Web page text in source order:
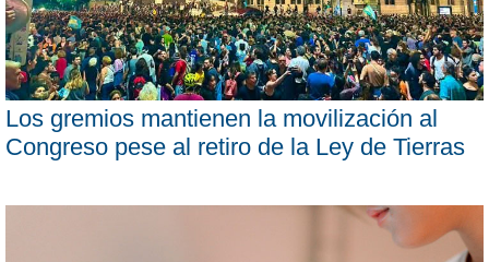
Los gremios mantienen la movilización al
Congreso pese al retiro de la Ley de Tierras